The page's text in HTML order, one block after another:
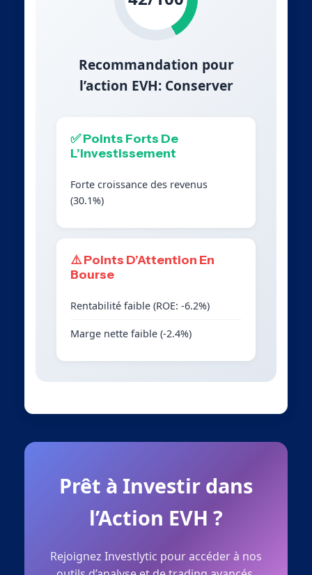
Recommandation pour
l’action EVH: Conserver
✅ Points Forts De
L’Investissement
Forte croissance des revenus
(30.1%)
⚠️ Points D’Attention En
Bourse
Rentabilité faible (ROE: -6.2%)
Marge nette faible (-2.4%)
Prêt à Investir dans
l’Action EVH ?
Rejoignez Investlytic pour accéder à nos